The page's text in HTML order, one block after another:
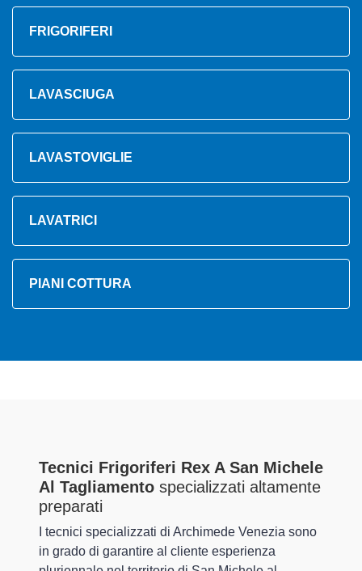
FRIGORIFERI
LAVASCIUGA
LAVASTOVIGLIE
LAVATRICI
PIANI COTTURA
Tecnici Frigoriferi Rex A San Michele
Al Tagliamento specializzati altamente
preparati
I tecnici specializzati di Archimede Venezia sono
in grado di garantire al cliente esperienza